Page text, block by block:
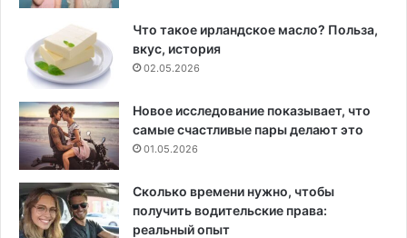
Что такое ирландское масло? Польза,
вкус, история
02.05.2026
Новое исследование показывает, что
самые счастливые пары делают это
01.05.2026
Сколько времени нужно, чтобы
получить водительские права:
реальный опыт